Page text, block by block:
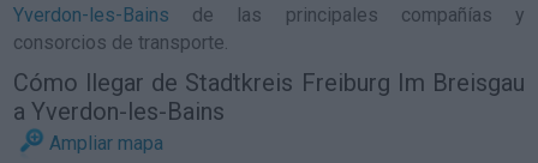
Yverdon-les-Bains de las principales compañías y
consorcios de transporte.
Cómo llegar de Stadtkreis Freiburg Im Breisgau
a Yverdon-les-Bains
Ampliar mapa